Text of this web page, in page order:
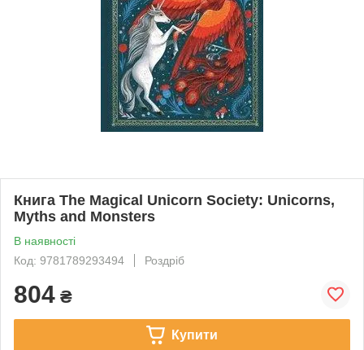
Книга The Magical Unicorn Society: Unicorns,
Myths and Monsters
В наявності
Код: 9781789293494
Роздріб
804 ₴
Купити